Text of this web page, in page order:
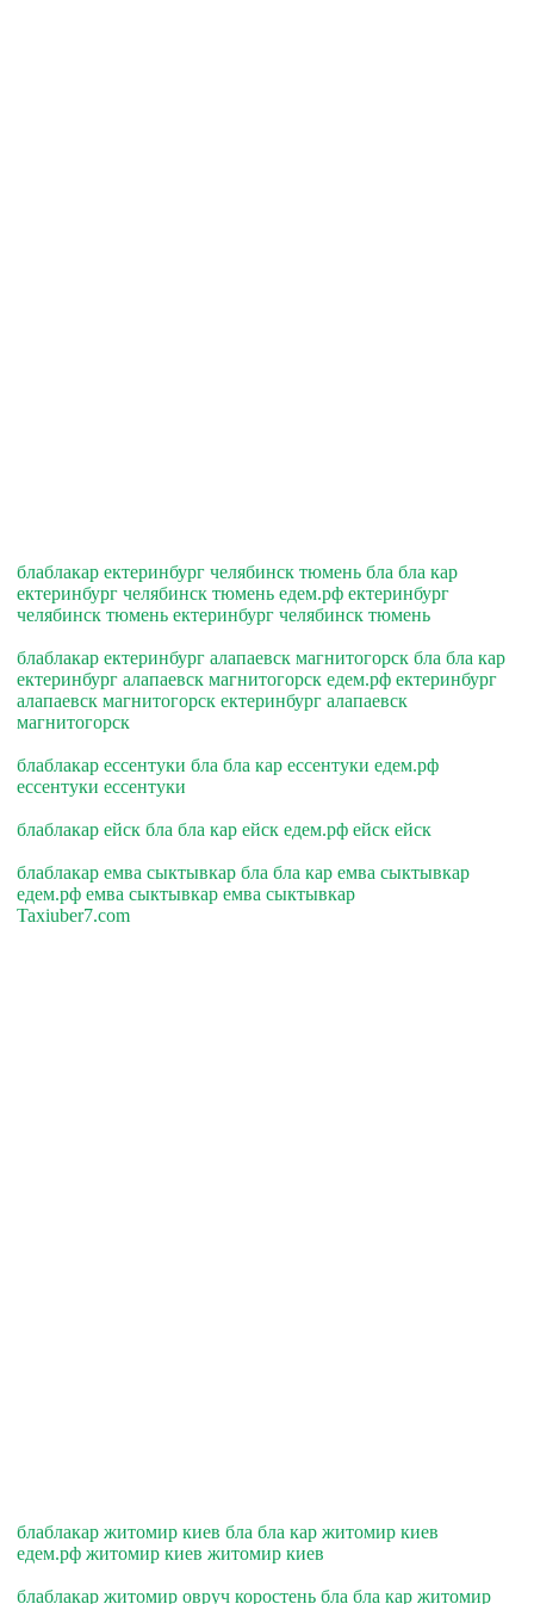
блаблакар ектеринбург челябинск тюмень бла бла кар
ектеринбург челябинск тюмень едем.рф ектеринбург
челябинск тюмень ектеринбург челябинск тюмень
блаблакар ектеринбург алапаевск магнитогорск бла бла кар
ектеринбург алапаевск магнитогорск едем.рф ектеринбург
алапаевск магнитогорск ектеринбург алапаевск
магнитогорск
блаблакар ессентуки бла бла кар ессентуки едем.рф
ессентуки ессентуки
блаблакар ейск бла бла кар ейск едем.рф ейск ейск
блаблакар емва сыктывкар бла бла кар емва сыктывкар
едем.рф емва сыктывкар емва сыктывкар
Taxiuber7.com
блаблакар житомир киев бла бла кар житомир киев
едем.рф житомир киев житомир киев
блаблакар житомир овруч коростень бла бла кар житомир